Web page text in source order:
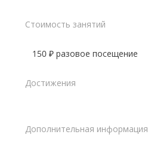
Стоимость занятий
150 ₽ разовое посещение
Достижения
Дополнительная информация